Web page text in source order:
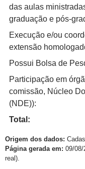
das aulas
graduação e pós-
Execução e/ou
extensão
Possui Bolsa de
Participação em
comissão, Núcleo
(NDE)):
Total:
Origem dos dados:
Página gerada em: 09/
real).